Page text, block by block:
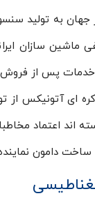
به تولید سنسور
ماشین سازان
پس از فروش
کره ای
اند اعتماد
دامون